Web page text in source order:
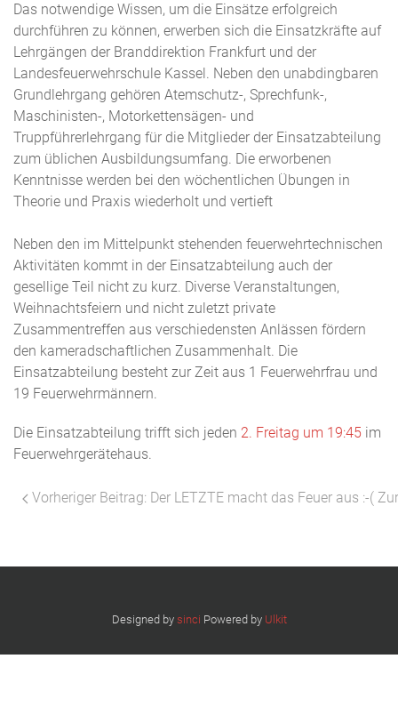
Das notwendige Wissen, um die Einsätze erfolgreich
durchführen zu können, erwerben sich die Einsatzkräfte auf
Lehrgängen der Branddirektion Frankfurt und der
Landesfeuerwehrschule Kassel. Neben den unabdingbaren
Grundlehrgang gehören Atemschutz-, Sprechfunk-,
Maschinisten-, Motorkettensägen- und
Truppführerlehrgang für die Mitglieder der Einsatzabteilung
zum üblichen Ausbildungsumfang. Die erworbenen
Kenntnisse werden bei den wöchentlichen Übungen in
Theorie und Praxis wiederholt und vertieft
Neben den im Mittelpunkt stehenden feuerwehrtechnischen
Aktivitäten kommt in der Einsatzabteilung auch der
gesellige Teil nicht zu kurz. Diverse Veranstaltungen,
Weihnachtsfeiern und nicht zuletzt private
Zusammentreffen aus verschiedensten Anlässen fördern
den kameradschaftlichen Zusammenhalt. Die
Einsatzabteilung besteht zur Zeit aus 1 Feuerwehrfrau und
19 Feuerwehrmännern.
Die Einsatzabteilung trifft sich jeden 2. Freitag um 19:45 im
Feuerwehrgerätehaus.
Vorheriger Beitrag: Der LETZTE macht das Feuer aus :-(
Designed by sinci Powered by Ulkit